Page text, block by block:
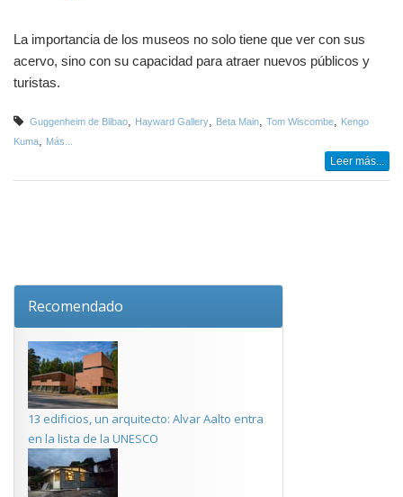
La importancia de los museos no solo tiene que ver con sus
acervo, sino con su capacidad para atraer nuevos públicos y
turistas.
Guggenheim de Bilbao, Hayward Gallery, Beta Main, Tom Wiscombe, Kengo
Kuma, Más...
Leer más...
Recomendado
13 edificios, un arquitecto: Alvar Aalto entra
en la lista de la UNESCO